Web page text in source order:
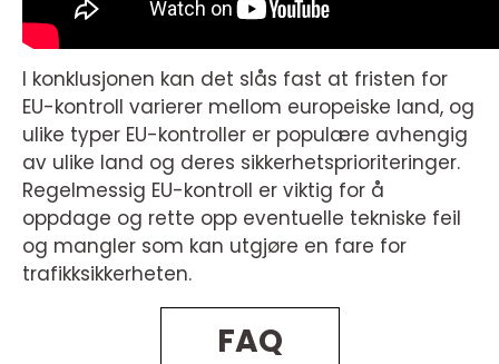
I konklusjonen kan det slås fast at fristen for
EU-kontroll varierer mellom europeiske land, og
ulike typer EU-kontroller er populære avhengig
av ulike land og deres sikkerhetsprioriteringer.
Regelmessig EU-kontroll er viktig for å
oppdage og rette opp eventuelle tekniske feil
og mangler som kan utgjøre en fare for
trafikksikkerheten.
FAQ